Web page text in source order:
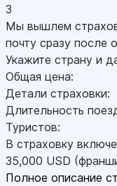
3
Мы вышлем
почту сразу после
Укажите страну и
Общая цена:
Детали страховки:
Длительность
Туристов:
В страховку
35,000 USD
Полное описание